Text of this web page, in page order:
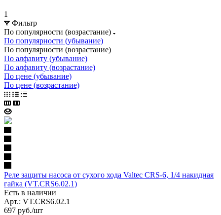
1
Фильтр
По популярности (возрастание)
По популярности (убывание)
По популярности (возрастание)
По алфавиту (убывание)
По алфавиту (возрастание)
По цене (убывание)
По цене (возрастание)
Реле защиты насоса от сухого хода Valtec CRS-6, 1/4 накидная
гайка (VT.CRS6.02.1)
Есть в наличии
Арт.: VT.CRS6.02.1
697 руб./шт